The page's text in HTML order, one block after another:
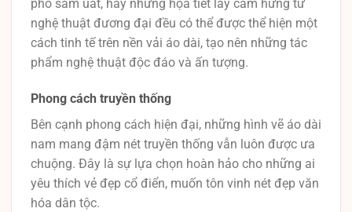
phố sầm uất, hay những họa tiết lấy cảm hứng từ
nghệ thuật đương đại đều có thể được thể hiện một
cách tinh tế trên nền vải áo dài, tạo nên những tác
phẩm nghệ thuật độc đáo và ấn tượng.
Phong cách truyền thống
Bên cạnh phong cách hiện đại, những hình vẽ áo dài
nam mang đậm nét truyền thống vẫn luôn được ưa
chuộng. Đây là sự lựa chọn hoàn hảo cho những ai
yêu thích vẻ đẹp cổ điển, muốn tôn vinh nét đẹp văn
hóa dân tộc.